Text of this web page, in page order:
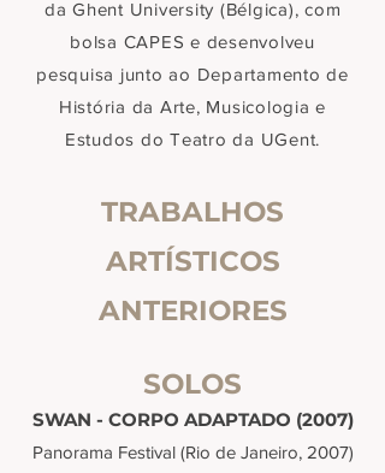
da Ghent University (Bélgica), com
bolsa CAPES e desenvolveu
pesquisa junto ao Departamento de
História da Arte, Musicologia e
Estudos do Teatro da UGent.
TRABALHOS
ARTÍSTICOS
ANTERIORES
SOLOS
SWAN - CORPO ADAPTADO (2007)
Panorama Festival (Rio de Janeiro, 2007)